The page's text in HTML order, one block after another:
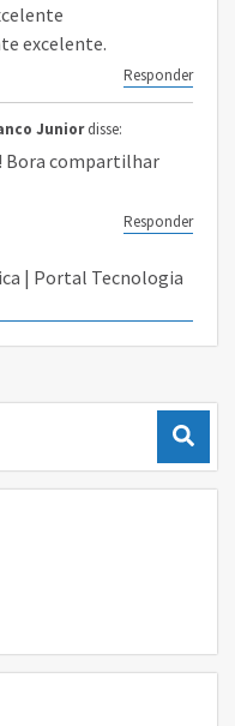
excelente.
Responder
Junior disse:
Bora compartilhar
Responder
| Portal Tecnologia